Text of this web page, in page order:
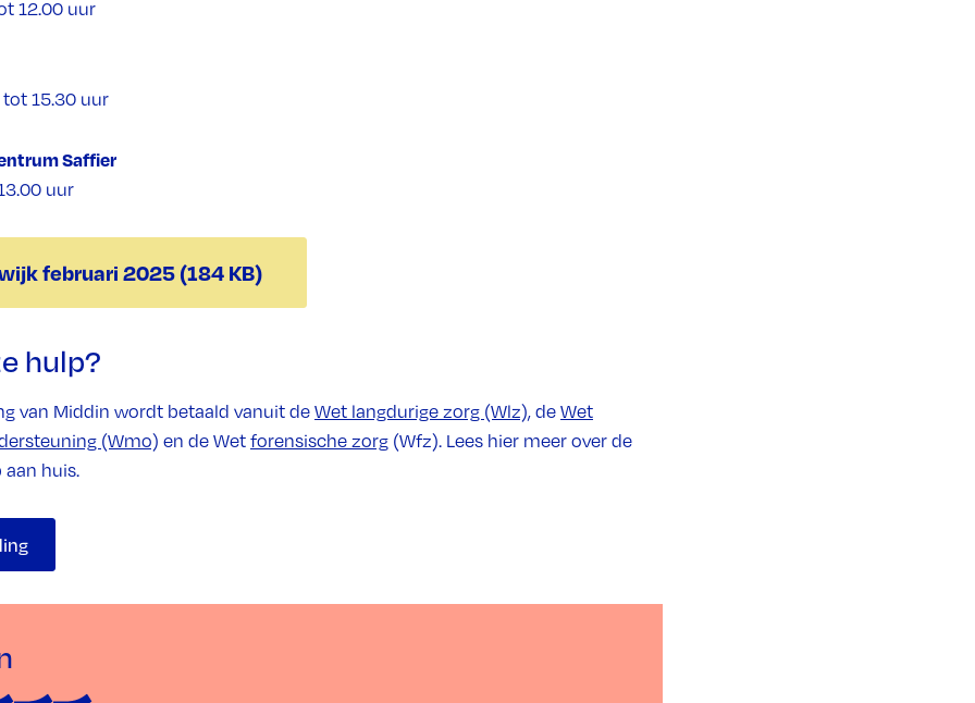
12.00 uur
tot 15.30 uur
Saffier
uur
februari 2025 (184 KB)
hulp?
van Middin wordt betaald vanuit de Wet langdurige zorg (Wlz), de Wet
(Wmo) en de Wet forensische zorg (Wfz). Lees hier meer over de
huis.